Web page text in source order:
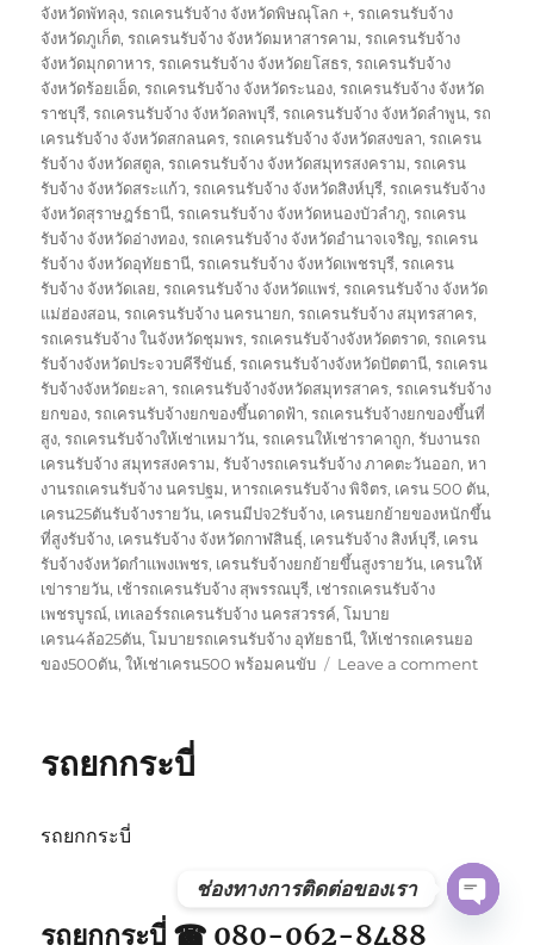
จังหวัดพัทลุง,รถเครนรับจ้าง จังหวัดพิษณุโลก +,รถเครนรับจ้าง
จังหวัดภูเก็ต,รถเครนรับจ้าง จังหวัดมหาสารคาม,รถเครนรับจ้าง
จังหวัดมุกดาหาร,รถเครนรับจ้าง จังหวัดยโสธร,รถเครนรับจ้าง
จังหวัดร้อยเอ็ด,รถเครนรับจ้าง จังหวัดระนอง,รถเครนรับจ้าง จังหวัด
ราชบุรี,รถเครนรับจ้าง จังหวัดลพบุรี,รถเครนรับจ้าง จังหวัดลำพูน,รถ
เครนรับจ้าง จังหวัดสกลนคร,รถเครนรับจ้าง จังหวัดสงขลา,รถเครน
รับจ้าง จังหวัดสตูล,รถเครนรับจ้าง จังหวัดสมุทรสงคราม,รถเครน
รับจ้าง จังหวัดสระแก้ว,รถเครนรับจ้าง จังหวัดสิงห์บุรี,รถเครนรับจ้าง
จังหวัดสุราษฎร์ธานี,รถเครนรับจ้าง จังหวัดหนองบัวลำภู,รถเครน
รับจ้าง จังหวัดอ่างทอง,รถเครนรับจ้าง จังหวัดอำนาจเจริญ,รถเครน
รับจ้าง จังหวัดอุทัยธานี,รถเครนรับจ้าง จังหวัดเพชรบุรี,รถเครน
รับจ้าง จังหวัดเลย,รถเครนรับจ้าง จังหวัดแพร่,รถเครนรับจ้าง จังหวัด
แม่ฮ่องสอน,รถเครนรับจ้าง นครนายก,รถเครนรับจ้าง สมุทรสาคร,
รถเครนรับจ้าง ในจังหวัดชุมพร,รถเครนรับจ้างจังหวัดตราด,รถเครน
รับจ้างจังหวัดประจวบคีรีขันธ์,รถเครนรับจ้างจังหวัดปัตตานี,รถเครน
รับจ้างจังหวัดยะลา,รถเครนรับจ้างจังหวัดสมุทรสาคร,รถเครนรับจ้าง
ยกของ,รถเครนรับจ้างยกของขึ้นดาดฟ้า,รถเครนรับจ้างยกของขึ้นที่
สูง,รถเครนรับจ้างให้เช่าเหมาวัน,รถเครนให้เช่าราคาถูก,รับงานรถ
เครนรับจ้าง สมุทรสงคราม,รับจ้างรถเครนรับจ้าง ภาคตะวันออก,หา
งานรถเครนรับจ้าง นครปฐม,หารถเครนรับจ้าง พิจิตร, เครน 500 ตัน,
เครน25ตันรับจ้างรายวัน, เครนมีปจ2รับจ้าง, เครนยกย้ายของหนักขึ้น
ที่สูงรับจ้าง, เครนรับจ้าง จังหวัดกาฬสินธุ์, เครนรับจ้าง สิงห์บุรี, เครน
รับจ้างจังหวัดกำแพงเพชร, เครนรับจ้างยกย้ายขึ้นสูงรายวัน, เครนให้
เข่ารายวัน, เช้ารถเครนรับจ้าง สุพรรณบุรี, เช่ารถเครนรับจ้าง
เพชรบูรณ์, เทเลอร์รถเครนรับจ้าง นครสวรรค์,โมบาย
เครน4ล้อ25ตัน,โมบายรถเครนรับจ้าง อุทัยธานี,ให้เช่ารถเครนยอ
ของ500ตัน,ให้เช่าเครน500 พร้อมคนขับ Leave a commenton
รถยกกระบี่
รถยกกระบี่
รถยกกระบี่ ☎ 080-062-8488
ช่องทางการติดต่อของเรา
OPEN